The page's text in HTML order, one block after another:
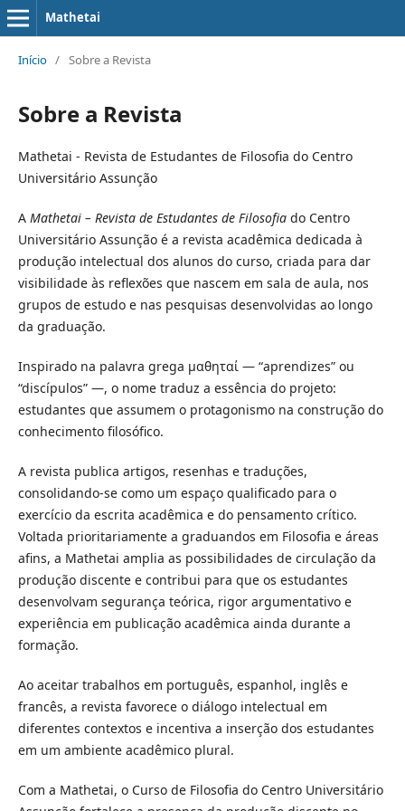
Mathetai
Início / Sobre a Revista
Sobre a Revista
Mathetai - Revista de Estudantes de Filosofia do Centro
Universitário Assunção
A Mathetai – Revista de Estudantes de Filosofiado Centro
Universitário Assunção é a revista acadêmica dedicada à
produção intelectual dos alunos do curso, criada para dar
visibilidade às reflexões que nascem em sala de aula, nos
grupos de estudo e nas pesquisas desenvolvidas ao longo
da graduação.
Inspirado na palavra grega μαθηταί — “aprendizes” ou
“discípulos” —, o nome traduz a essência do projeto:
estudantes que assumem o protagonismo na construção do
conhecimento filosófico.
A revista publica artigos, resenhas e traduções,
consolidando-se como um espaço qualificado para o
exercício da escrita acadêmica e do pensamento crítico.
Voltada prioritariamente a graduandos em Filosofia e áreas
afins, a Mathetai amplia as possibilidades de circulação da
produção discente e contribui para que os estudantes
desenvolvam segurança teórica, rigor argumentativo e
experiência em publicação acadêmica ainda durante a
formação.
Ao aceitar trabalhos em português, espanhol, inglês e
francês, a revista favorece o diálogo intelectual em
diferentes contextos e incentiva a inserção dos estudantes
em um ambiente acadêmico plural.
Com a Mathetai, o Curso de Filosofia do Centro Universitário